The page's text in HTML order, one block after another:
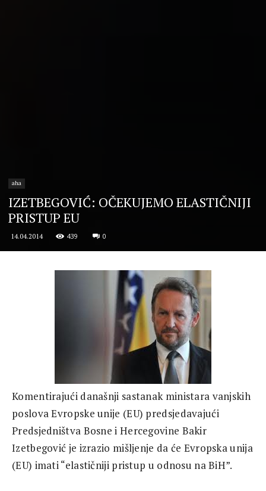
aha
IZETBEGOVIĆ: OČEKUJEMO ELASTIČNIJI
PRISTUP EU
14.04.2014 439 0
Komentirajući današnji sastanak ministara vanjskih
poslova Evropske unije (EU) predsjedavajući
Predsjedništva Bosne i Hercegovine Bakir
Izetbegović je izrazio mišljenje da će Evropska unija
(EU) imati “elastičniji pristup u odnosu na BiH”.